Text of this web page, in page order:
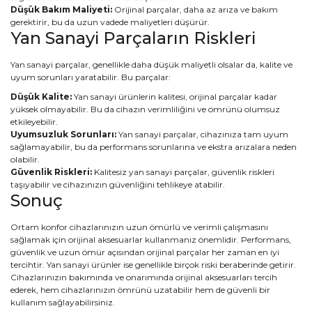
Düşük Bakım Maliyeti: Orijinal parçalar, daha az arıza ve bakım
gerektirir, bu da uzun vadede maliyetleri düşürür.
Yan Sanayi Parçaların Riskleri
Yan sanayi parçalar, genellikle daha düşük maliyetli olsalar da, kalite ve
uyum sorunları yaratabilir. Bu parçalar:
Düşük Kalite: Yan sanayi ürünlerin kalitesi, orijinal parçalar kadar
yüksek olmayabilir. Bu da cihazın verimliliğini ve ömrünü olumsuz
etkileyebilir.
Uyumsuzluk Sorunları: Yan sanayi parçalar, cihazınıza tam uyum
sağlamayabilir, bu da performans sorunlarına ve ekstra arızalara neden
olabilir.
Güvenlik Riskleri: Kalitesiz yan sanayi parçalar, güvenlik riskleri
taşıyabilir ve cihazınızın güvenliğini tehlikeye atabilir.
Sonuç
Ortam konfor cihazlarınızın uzun ömürlü ve verimli çalışmasını
sağlamak için orijinal aksesuarlar kullanmanız önemlidir. Performans,
güvenlik ve uzun ömür açısından orijinal parçalar her zaman en iyi
tercihtir. Yan sanayi ürünler ise genellikle birçok riski beraberinde getirir.
Cihazlarınızın bakımında ve onarımında orijinal aksesuarları tercih
ederek, hem cihazlarınızın ömrünü uzatabilir hem de güvenli bir
kullanım sağlayabilirsiniz.